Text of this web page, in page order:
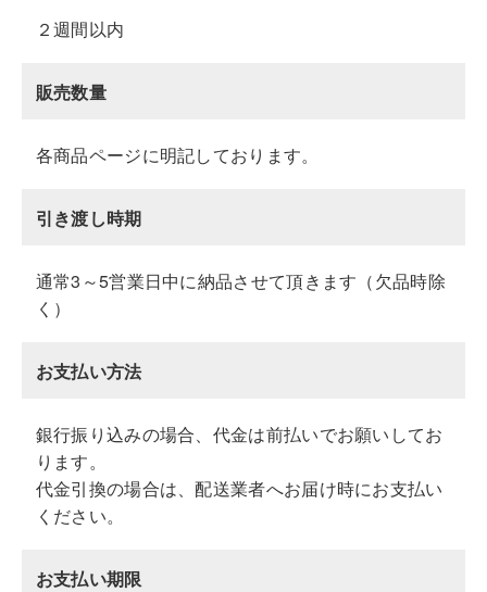
２週間以内
販売数量
各商品ページに明記しております。
引き渡し時期
通常3～5営業日中に納品させて頂きます（欠品時除
く）
お支払い方法
銀行振り込みの場合、代金は前払いでお願いしてお
ります。
代金引換の場合は、配送業者へお届け時にお支払い
ください。
お支払い期限